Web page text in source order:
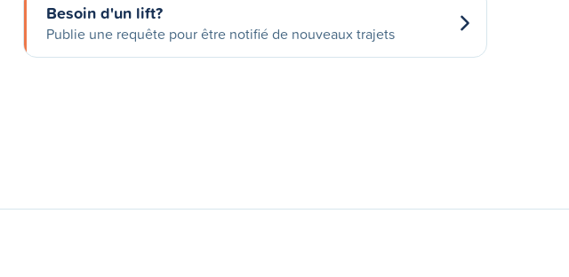
Besoin d'un lift?
Publie une requête pour être notifié de nouveaux trajets